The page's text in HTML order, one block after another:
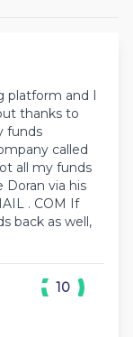
platform and I
thanks to
funds
called
all my funds
via his
. COM If
back as well,
10